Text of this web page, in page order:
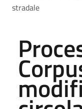
stradale